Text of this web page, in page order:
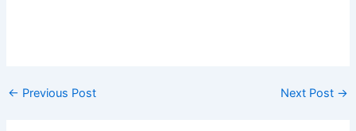
Post
← Previous Post Next Post →